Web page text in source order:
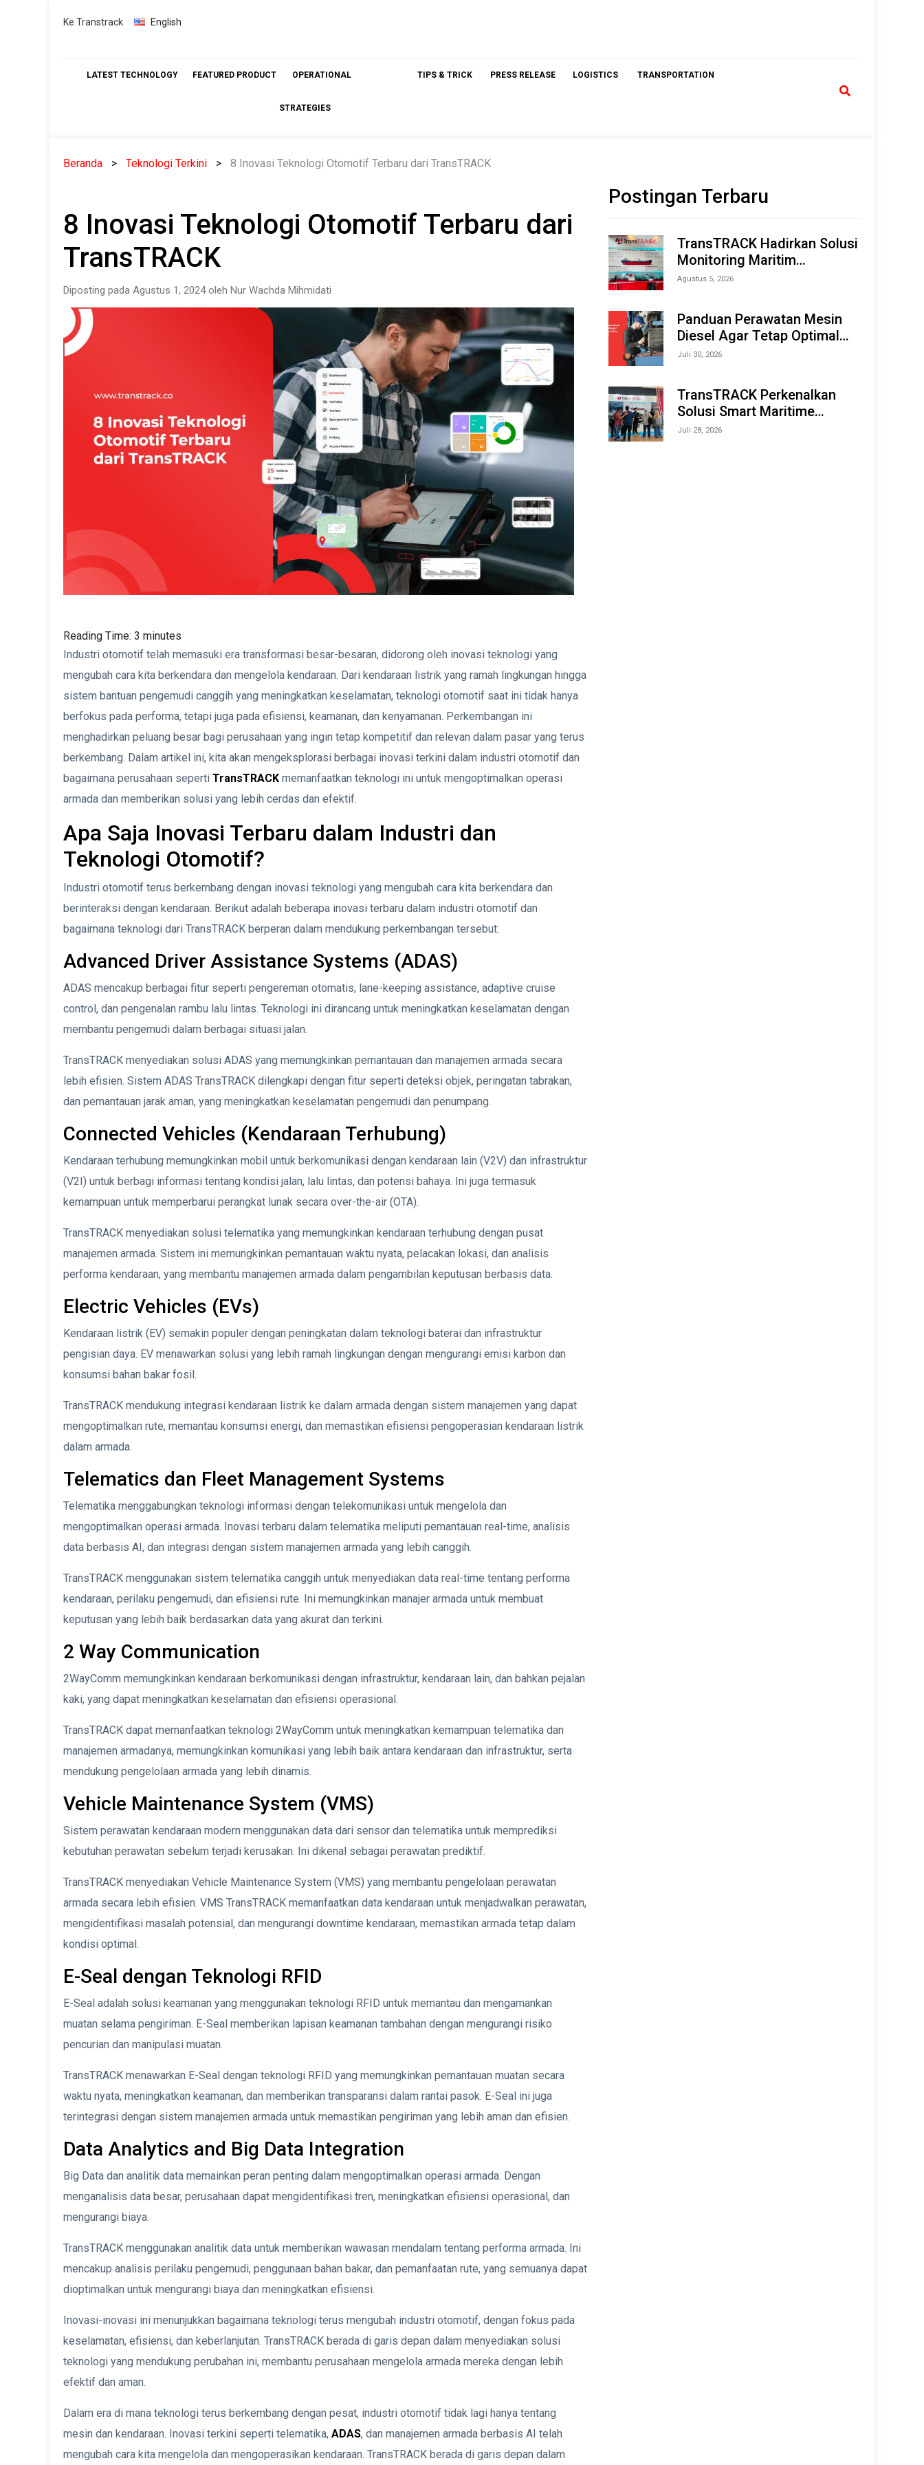
Skip
Ke Transtrack English
LATEST TECHNOLOGY FEATURED PRODUCT OPERATIONAL
STRATEGIES
TIPS & TRICK PRESS RELEASE LOGISTICS TRANSPORTATION
Beranda Teknologi Terkini 8 Inovasi Teknologi Otomotif Terbaru dari TransTRACK
8 Inovasi Teknologi Otomotif Terbaru dari
TransTRACK
Diposting pada Agustus 1, 2024 oleh Nur Wachda Mihmidati
Reading Time: 3 minutes
Industri otomotif telah memasuki era transformasi besar-besaran, didorong oleh inovasi teknologi yang
mengubah cara kita berkendara dan mengelola kendaraan. Dari kendaraan listrik yang ramah lingkungan hingga
sistem bantuan pengemudi canggih yang meningkatkan keselamatan, teknologi otomotif saat ini tidak hanya
berfokus pada performa, tetapi juga pada efisiensi, keamanan, dan kenyamanan. Perkembangan ini
menghadirkan peluang besar bagi perusahaan yang ingin tetap kompetitif dan relevan dalam pasar yang terus
berkembang. Dalam artikel ini, kita akan mengeksplorasi berbagai inovasi terkini dalam industri otomotif dan
bagaimana perusahaan seperti TransTRACK memanfaatkan teknologi ini untuk mengoptimalkan operasi
armada dan memberikan solusi yang lebih cerdas dan efektif.
Apa Saja Inovasi Terbaru dalam Industri dan
Teknologi Otomotif?
Industri otomotif terus berkembang dengan inovasi teknologi yang mengubah cara kita berkendara dan
berinteraksi dengan kendaraan. Berikut adalah beberapa inovasi terbaru dalam industri otomotif dan
bagaimana teknologi dari TransTRACK berperan dalam mendukung perkembangan tersebut:
Advanced Driver Assistance Systems (ADAS)
ADAS mencakup berbagai fitur seperti pengereman otomatis, lane-keeping assistance, adaptive cruise
control, dan pengenalan rambu lalu lintas. Teknologi ini dirancang untuk meningkatkan keselamatan dengan
membantu pengemudi dalam berbagai situasi jalan.
TransTRACK menyediakan solusi ADAS yang memungkinkan pemantauan dan manajemen armada secara
lebih efisien. Sistem ADAS TransTRACK dilengkapi dengan fitur seperti deteksi objek, peringatan tabrakan,
dan pemantauan jarak aman, yang meningkatkan keselamatan pengemudi dan penumpang.
Connected Vehicles (Kendaraan Terhubung)
Kendaraan terhubung memungkinkan mobil untuk berkomunikasi dengan kendaraan lain (V2V) dan infrastruktur
(V2I) untuk berbagi informasi tentang kondisi jalan, lalu lintas, dan potensi bahaya. Ini juga termasuk
kemampuan untuk memperbarui perangkat lunak secara over-the-air (OTA).
TransTRACK menyediakan solusi telematika yang memungkinkan kendaraan terhubung dengan pusat
manajemen armada. Sistem ini memungkinkan pemantauan waktu nyata, pelacakan lokasi, dan analisis
performa kendaraan, yang membantu manajemen armada dalam pengambilan keputusan berbasis data.
Electric Vehicles (EVs)
Kendaraan listrik (EV) semakin populer dengan peningkatan dalam teknologi baterai dan infrastruktur
pengisian daya. EV menawarkan solusi yang lebih ramah lingkungan dengan mengurangi emisi karbon dan
konsumsi bahan bakar fosil.
TransTRACK mendukung integrasi kendaraan listrik ke dalam armada dengan sistem manajemen yang dapat
mengoptimalkan rute, memantau konsumsi energi, dan memastikan efisiensi pengoperasian kendaraan listrik
dalam armada.
Telematics dan Fleet Management Systems
Telematika menggabungkan teknologi informasi dengan telekomunikasi untuk mengelola dan
mengoptimalkan operasi armada. Inovasi terbaru dalam telematika meliputi pemantauan real-time, analisis
data berbasis AI, dan integrasi dengan sistem manajemen armada yang lebih canggih.
TransTRACK menggunakan sistem telematika canggih untuk menyediakan data real-time tentang performa
kendaraan, perilaku pengemudi, dan efisiensi rute. Ini memungkinkan manajer armada untuk membuat
keputusan yang lebih baik berdasarkan data yang akurat dan terkini.
2 Way Communication
2WayComm memungkinkan kendaraan berkomunikasi dengan infrastruktur, kendaraan lain, dan bahkan pejalan
kaki, yang dapat meningkatkan keselamatan dan efisiensi operasional.
TransTRACK dapat memanfaatkan teknologi 2WayComm untuk meningkatkan kemampuan telematika dan
manajemen armadanya, memungkinkan komunikasi yang lebih baik antara kendaraan dan infrastruktur, serta
mendukung pengelolaan armada yang lebih dinamis.
Vehicle Maintenance System (VMS)
Sistem perawatan kendaraan modern menggunakan data dari sensor dan telematika untuk memprediksi
kebutuhan perawatan sebelum terjadi kerusakan. Ini dikenal sebagai perawatan prediktif.
TransTRACK menyediakan Vehicle Maintenance System (VMS) yang membantu pengelolaan perawatan
armada secara lebih efisien. VMS TransTRACK memanfaatkan data kendaraan untuk menjadwalkan perawatan,
mengidentifikasi masalah potensial, dan mengurangi downtime kendaraan, memastikan armada tetap dalam
kondisi optimal.
E-Seal dengan Teknologi RFID
E-Seal adalah solusi keamanan yang menggunakan teknologi RFID untuk memantau dan mengamankan
muatan selama pengiriman. E-Seal memberikan lapisan keamanan tambahan dengan mengurangi risiko
pencurian dan manipulasi muatan.
TransTRACK menawarkan E-Seal dengan teknologi RFID yang memungkinkan pemantauan muatan secara
waktu nyata, meningkatkan keamanan, dan memberikan transparansi dalam rantai pasok. E-Seal ini juga
terintegrasi dengan sistem manajemen armada untuk memastikan pengiriman yang lebih aman dan efisien.
Data Analytics and Big Data Integration
Big Data dan analitik data memainkan peran penting dalam mengoptimalkan operasi armada. Dengan
menganalisis data besar, perusahaan dapat mengidentifikasi tren, meningkatkan efisiensi operasional, dan
mengurangi biaya.
TransTRACK menggunakan analitik data untuk memberikan wawasan mendalam tentang performa armada. Ini
mencakup analisis perilaku pengemudi, penggunaan bahan bakar, dan pemanfaatan rute, yang semuanya dapat
dioptimalkan untuk mengurangi biaya dan meningkatkan efisiensi.
Inovasi-inovasi ini menunjukkan bagaimana teknologi terus mengubah industri otomotif, dengan fokus pada
keselamatan, efisiensi, dan keberlanjutan. TransTRACK berada di garis depan dalam menyediakan solusi
teknologi yang mendukung perubahan ini, membantu perusahaan mengelola armada mereka dengan lebih
efektif dan aman.
Dalam era di mana teknologi terus berkembang dengan pesat, industri otomotif tidak lagi hanya tentang
mesin dan kendaraan. Inovasi terkini seperti telematika, ADAS, dan manajemen armada berbasis AI telah
mengubah cara kita mengelola dan mengoperasikan kendaraan. TransTRACK berada di garis depan dalam
Postingan Terbaru
TransTRACK Hadirkan Solusi
Monitoring Maritim
Terintegrasi Berbasis AI &
Offshore Expo (IMOX) 2026
Agustus 5, 2026
Panduan Perawatan Mesin
Diesel Agar Tetap Optimal
dan Tahan Lama
Juli 30, 2026
TransTRACK Perkenalkan
Solusi Smart Maritime
Monitoring Berbasis AI dan
Juli 28, 2026